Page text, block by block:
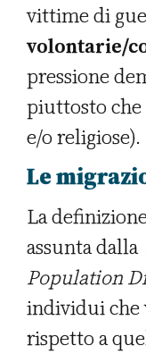
vittime di
volontarie/
pressione
piuttosto
e/o religiose).
Le
La
assunta dalla
Population
individui che
rispetto a